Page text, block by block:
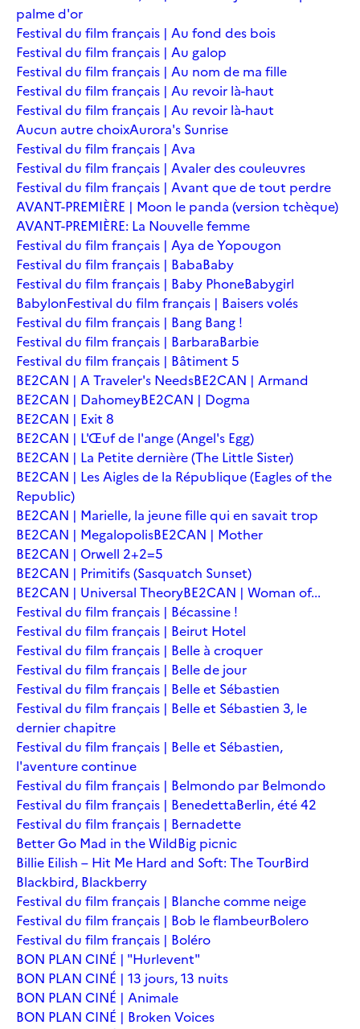
palme d'or
Festival du film français | Au fond des bois
Festival du film français | Au galop
Festival du film français | Au nom de ma fille
Festival du film français | Au revoir là-haut
Festival du film français | Au revoir là-haut
Aucun autre choixAurora's Sunrise
Festival du film français | Ava
Festival du film français | Avaler des couleuvres
Festival du film français | Avant que de tout perdre
AVANT-PREMIÈRE | Moon le panda (version tchèque)
AVANT-PREMIÈRE: La Nouvelle femme
Festival du film français | Aya de Yopougon
Festival du film français | BabaBaby
Festival du film français | Baby PhoneBabygirl
BabylonFestival du film français | Baisers volés
Festival du film français | Bang Bang !
Festival du film français | BarbaraBarbie
Festival du film français | Bâtiment 5
BE2CAN | A Traveler's NeedsBE2CAN | Armand
BE2CAN | DahomeyBE2CAN | Dogma
BE2CAN | Exit 8
BE2CAN | L'Œuf de l'ange (Angel's Egg)
BE2CAN | La Petite dernière (The Little Sister)
BE2CAN | Les Aigles de la République (Eagles of the
Republic)
BE2CAN | Marielle, la jeune fille qui en savait trop
BE2CAN | MegalopolisBE2CAN | Mother
BE2CAN | Orwell 2+2=5
BE2CAN | Primitifs (Sasquatch Sunset)
BE2CAN | Universal TheoryBE2CAN | Woman of...
Festival du film français | Bécassine !
Festival du film français | Beirut Hotel
Festival du film français | Belle à croquer
Festival du film français | Belle de jour
Festival du film français | Belle et Sébastien
Festival du film français | Belle et Sébastien 3, le
dernier chapitre
Festival du film français | Belle et Sébastien,
l'aventure continue
Festival du film français | Belmondo par Belmondo
Festival du film français | BenedettaBerlin, été 42
Festival du film français | Bernadette
Better Go Mad in the WildBig picnic
Billie Eilish – Hit Me Hard and Soft: The TourBird
Blackbird, Blackberry
Festival du film français | Blanche comme neige
Festival du film français | Bob le flambeurBolero
Festival du film français | Boléro
BON PLAN CINÉ | "Hurlevent"
BON PLAN CINÉ | 13 jours, 13 nuits
BON PLAN CINÉ | Animale
BON PLAN CINÉ | Broken Voices